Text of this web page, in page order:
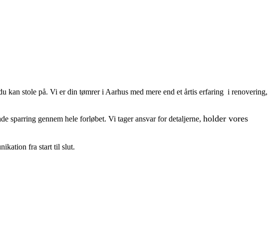
stole på. Vi er din tømrer i Aarhus med mere end et årtis erfaring i renovering,
sparring gennem hele forløbet. Vi tager ansvar for detaljerne, holder vores
fra start til slut.